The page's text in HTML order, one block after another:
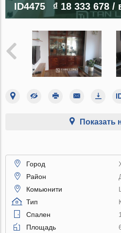
ID4475 ₫ 18 333 678/
Показать
Город
Район
Комьюнити
Тип
Спален
1
Площадь